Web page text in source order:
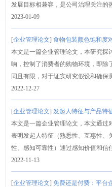
发展目标相兼容，是公司治理关注的
2023-01-09
[企业管理论文]食物包装颜色饱和度
本文是一篇企业管理论文，本研究探
响，控制了消费者的购物环境，即除
同且有限，对于证实研究假设和确保
2022-12-27
[企业管理论文] 发起人特征与产品特
本文是一篇企业管理论文，本文通过
表明发起人特征（熟悉性、互惠性、
性、感知可靠性）通过感知价值和信
2022-11-13
[企业管理论文]免费还是付费：平台